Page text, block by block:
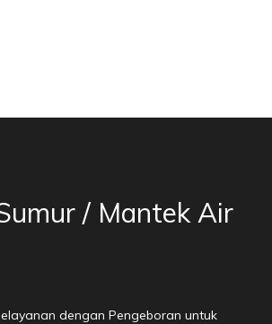
/ Mantek Air
dengan Pengeboran untuk